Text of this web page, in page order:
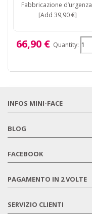
Fabbricazione d’urgenza
[Add 39,90 €]
66,90 € Quantity:
INFOS MINI-FACE
BLOG
FACEBOOK
PAGAMENTO IN 2 VOLTE
SERVIZIO CLIENTI